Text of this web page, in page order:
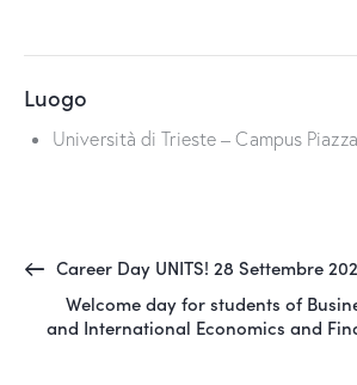
Luogo
Università di Trieste – Campus
Career Day UNITS! 28 Settembre
Welcome day for students of
and International Economics and